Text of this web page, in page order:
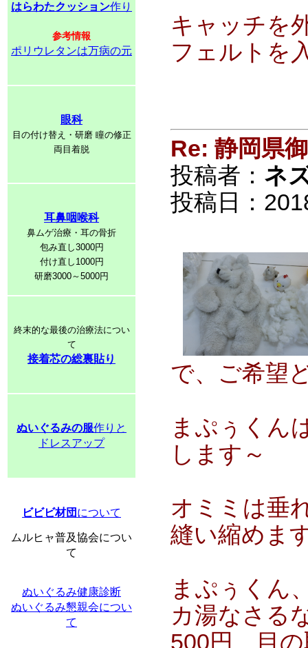
はらわたクッション作り
参考情報
ポリウレタンは万病の元
眼科
目の付け替え・研磨 瞳の修正
両目着脱
耳鼻咽喉科
鼻ムゲ治療・耳の骨折
包み直し3000円
付け直し1000円
研磨3000～5000円
終末的な最後の治療法につい
て
接着芯の総裏貼り
ぬいぐるみの服作りと
ドレスアップ
ビビビ材団 について
ムルヒャ普及協会につい
て
ぬいぐるみ健康診断
ぬいぐるみ懇親会につい
て
キャッチを
フェルトを
Re: 静岡県
投稿者： ネ
投稿日：
で、ご希望
まぷぅくん
します～
オミミは垂
縫い縮めま
まぷぅくん
カ湯なさる
500円、目